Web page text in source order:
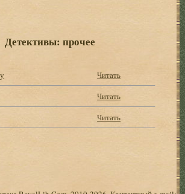
Детективы: прочее
Читать
Читать
Читать